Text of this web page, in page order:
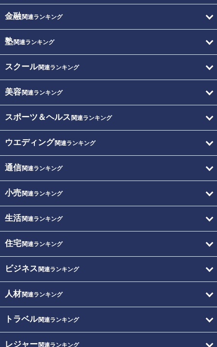
金融関連ランキング
塾関連ランキング
スクール関連ランキング
美容関連ランキング
スポーツ＆ヘルス 関連ランキング
ウエディング関連ランキング
通信関連ランキング
小売関連ランキング
生活関連ランキング
住宅関連ランキング
ビジネス 関連ランキング
人材関連ランキング
トラベル関連ランキング
レジャー関連ランキング